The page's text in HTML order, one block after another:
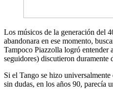
Los músicos de la generación del
abandonara en ese momento,
Tampoco Piazzolla logró entender
seguidores) discutieron duramente
Si el Tango se hizo
sin dudas, en los años 90, parecía